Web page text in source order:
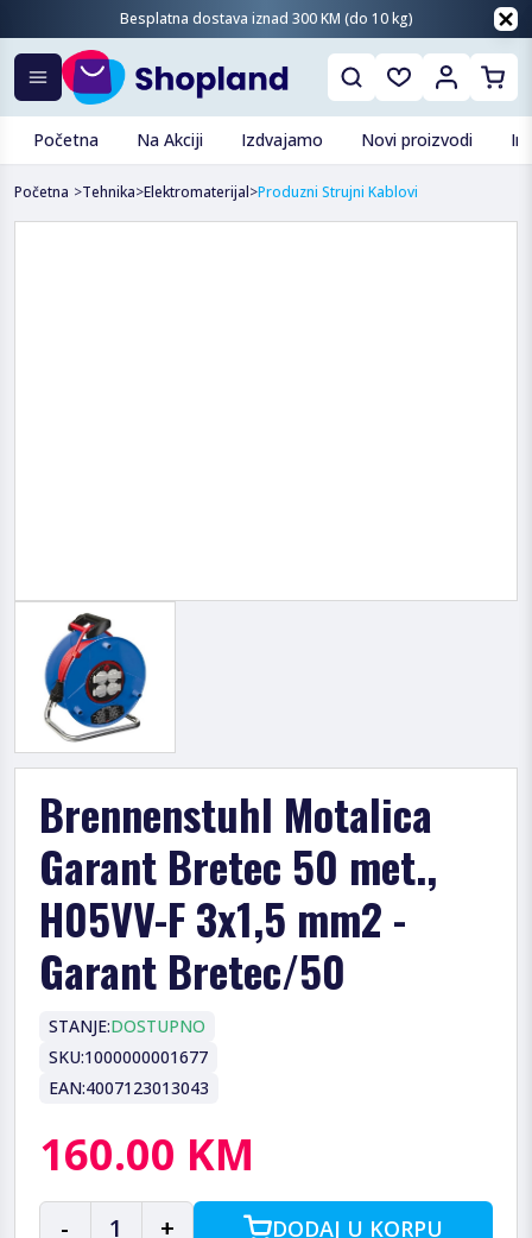
Besplatna dostava iznad 300 KM (do 10 kg)
Početna Na Akciji Izdvajamo Novi proizvodi
Početna >Tehnika>Elektromaterijal>Produzni Strujni Kablovi
Brennenstuhl Motalica
Garant Bretec 50 met.,
H05VV-F 3x1,5 mm2 -
Garant Bretec/50
STANJE:DOSTUPNO
SKU:1000000001677
EAN:4007123013043
160.00 KM
- 1 + DODAJ U KORPU